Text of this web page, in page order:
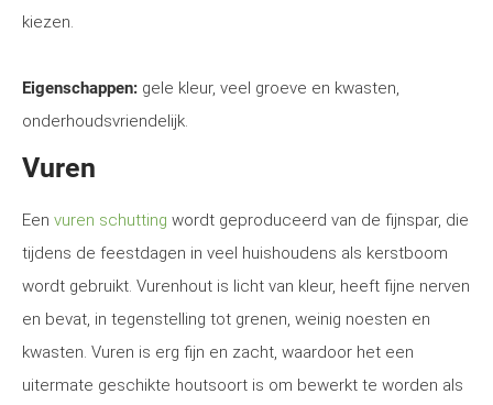
kiezen.
Eigenschappen: gele kleur, veel groeve en kwasten,
onderhoudsvriendelijk.
Vuren
Een vuren schutting wordt geproduceerd van de fijnspar, die
tijdens de feestdagen in veel huishoudens als kerstboom
wordt gebruikt. Vurenhout is licht van kleur, heeft fijne nerven
en bevat, in tegenstelling tot grenen, weinig noesten en
kwasten. Vuren is erg fijn en zacht, waardoor het een
uitermate geschikte houtsoort is om bewerkt te worden als